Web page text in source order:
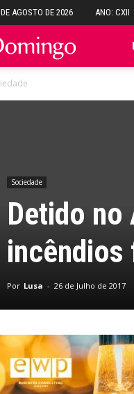
AGOSTO DE 2026 ANO: CXII
Folha
Sociedade
Detido
Por Lusa - 26 de Julho de 2017